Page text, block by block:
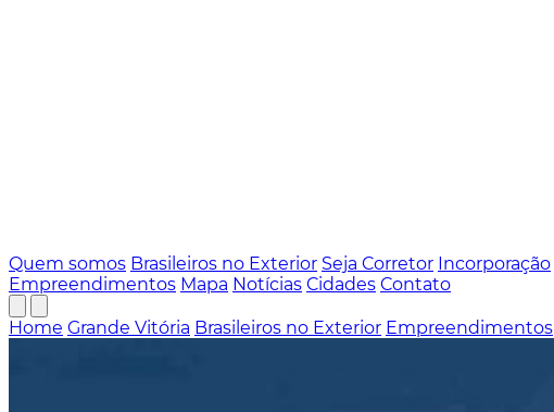
Quem somos Brasileiros no Exterior Seja Corretor Incorporação
Empreendimentos Mapa Notícias Cidades Contato
Home Grande Vitória Brasileiros no Exterior Empreendimentos